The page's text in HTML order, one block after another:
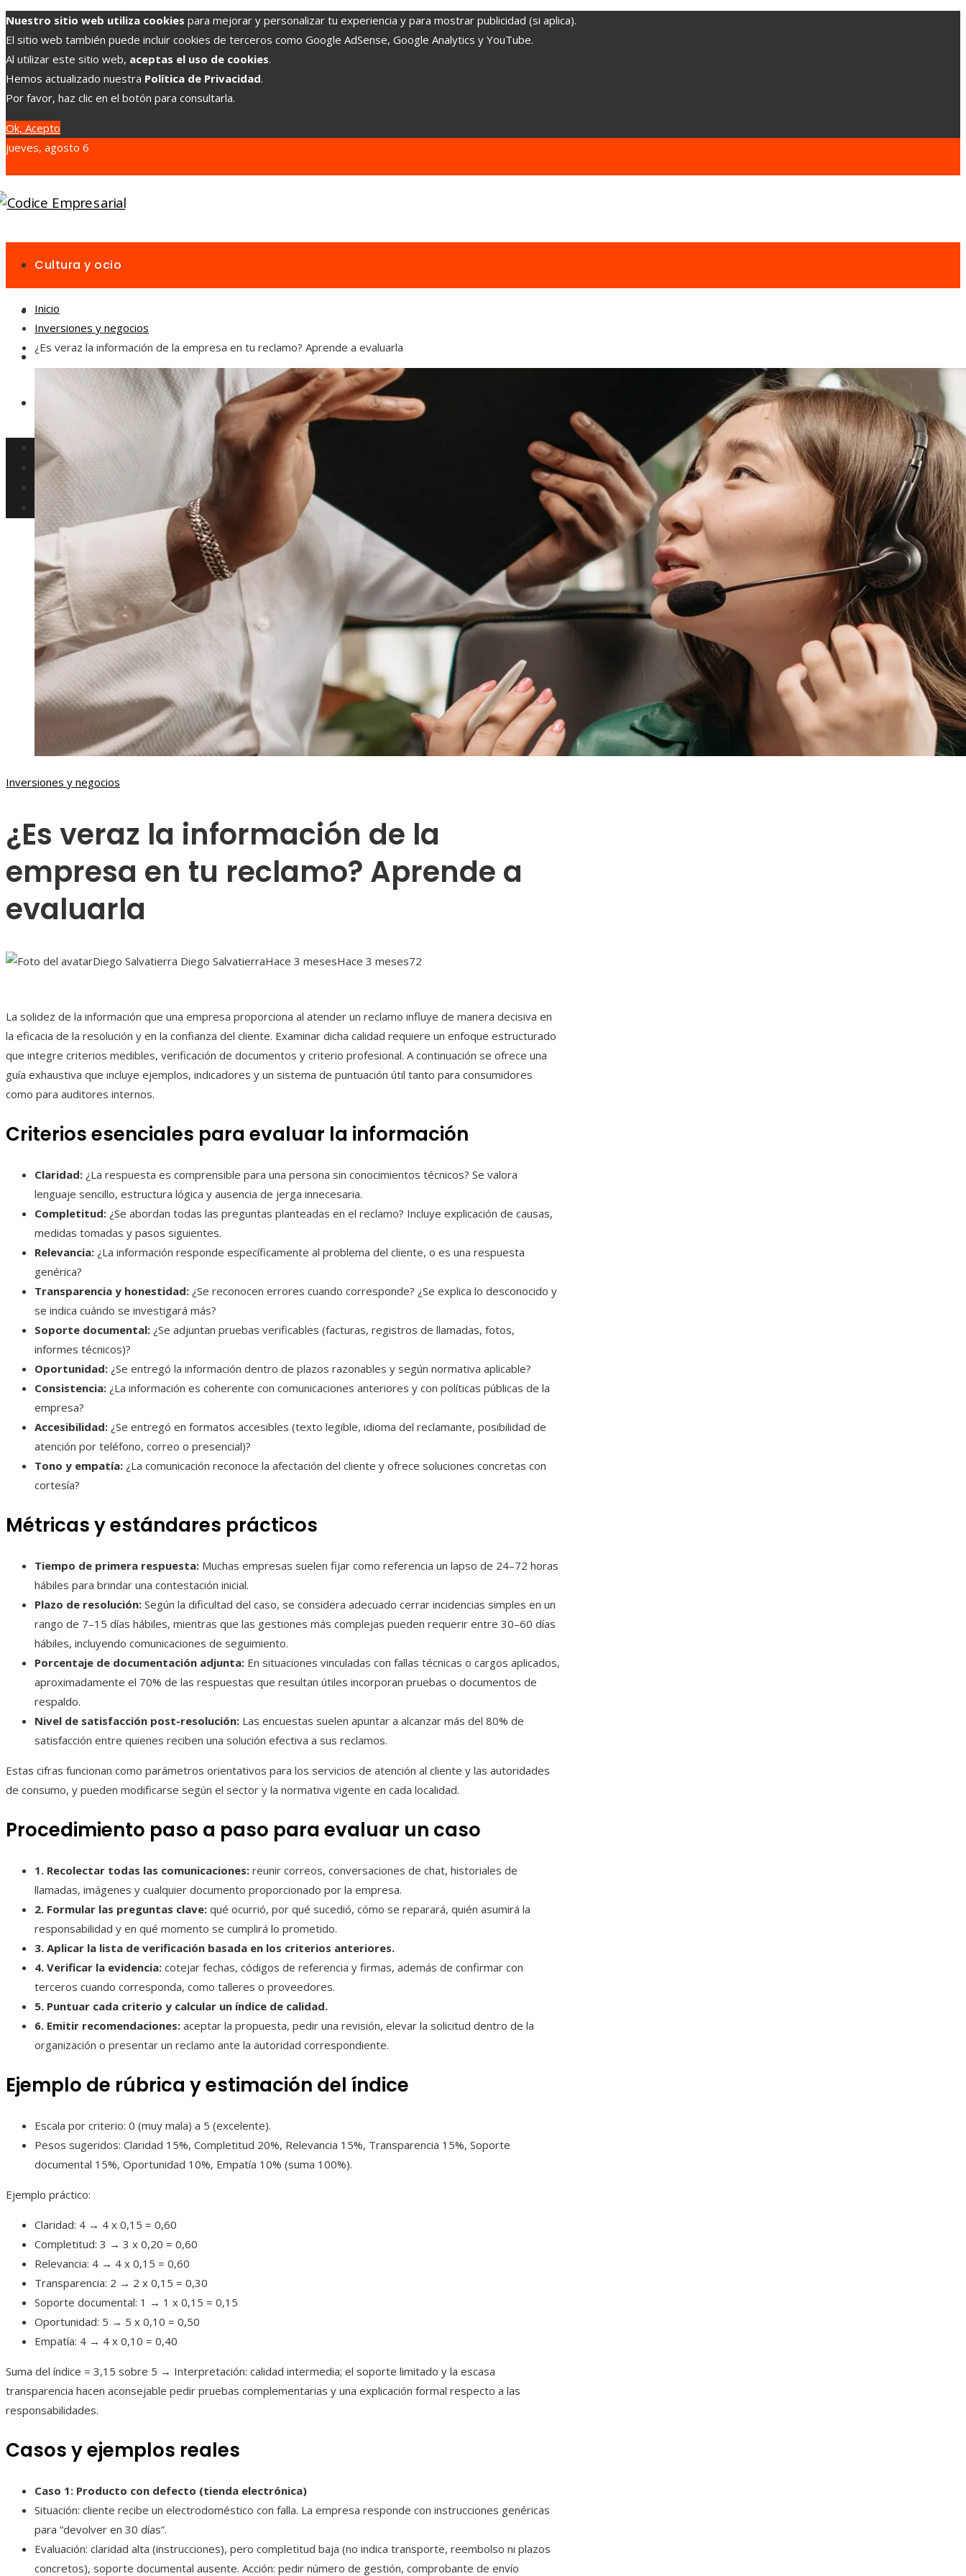
Nuestro sitio web utiliza cookies para mejorar y personalizar tu experiencia y para mostrar publicidad (si aplica).
El sitio web también puede incluir cookies de terceros como Google AdSense, Google Analytics y YouTube.
Al utilizar este sitio web, aceptas el uso de cookies.
Hemos actualizado nuestra Política de Privacidad.
Por favor, haz clic en el botón para consultarla.
Ok, Acepto
jueves, agosto 6
Cultura y ocio
Inversiones y negocios
Responsabilidad social
Ciencia y tecnología
Cultura y ocio
Inversiones y negocios
Responsabilidad social
Ciencia y tecnología
Inicio
Inversiones y negocios
¿Es veraz la información de la empresa en tu reclamo? Aprende a evaluarla
Inversiones y negocios
¿Es veraz la información de la
empresa en tu reclamo? Aprende a
evaluarla
Diego Salvatierra Diego SalvatierraHace 3 mesesHace 3 meses72
La solidez de la información que una empresa proporciona al atender un reclamo influye de manera decisiva en
la eficacia de la resolución y en la confianza del cliente. Examinar dicha calidad requiere un enfoque estructurado
que integre criterios medibles, verificación de documentos y criterio profesional. A continuación se ofrece una
guía exhaustiva que incluye ejemplos, indicadores y un sistema de puntuación útil tanto para consumidores
como para auditores internos.
Criterios esenciales para evaluar la información
Claridad: ¿La respuesta es comprensible para una persona sin conocimientos técnicos? Se valora
lenguaje sencillo, estructura lógica y ausencia de jerga innecesaria.
Completitud: ¿Se abordan todas las preguntas planteadas en el reclamo? Incluye explicación de causas,
medidas tomadas y pasos siguientes.
Relevancia: ¿La información responde específicamente al problema del cliente, o es una respuesta
genérica?
Transparencia y honestidad: ¿Se reconocen errores cuando corresponde? ¿Se explica lo desconocido y
se indica cuándo se investigará más?
Soporte documental: ¿Se adjuntan pruebas verificables (facturas, registros de llamadas, fotos,
informes técnicos)?
Oportunidad: ¿Se entregó la información dentro de plazos razonables y según normativa aplicable?
Consistencia: ¿La información es coherente con comunicaciones anteriores y con políticas públicas de la
empresa?
Accesibilidad: ¿Se entregó en formatos accesibles (texto legible, idioma del reclamante, posibilidad de
atención por teléfono, correo o presencial)?
Tono y empatía: ¿La comunicación reconoce la afectación del cliente y ofrece soluciones concretas con
cortesía?
Métricas y estándares prácticos
Tiempo de primera respuesta: Muchas empresas suelen fijar como referencia un lapso de 24–72 horas
hábiles para brindar una contestación inicial.
Plazo de resolución: Según la dificultad del caso, se considera adecuado cerrar incidencias simples en un
rango de 7–15 días hábiles, mientras que las gestiones más complejas pueden requerir entre 30–60 días
hábiles, incluyendo comunicaciones de seguimiento.
Porcentaje de documentación adjunta: En situaciones vinculadas con fallas técnicas o cargos aplicados,
aproximadamente el 70% de las respuestas que resultan útiles incorporan pruebas o documentos de
respaldo.
Nivel de satisfacción post-resolución: Las encuestas suelen apuntar a alcanzar más del 80% de
satisfacción entre quienes reciben una solución efectiva a sus reclamos.
Estas cifras funcionan como parámetros orientativos para los servicios de atención al cliente y las autoridades
de consumo, y pueden modificarse según el sector y la normativa vigente en cada localidad.
Procedimiento paso a paso para evaluar un caso
1. Recolectar todas las comunicaciones: reunir correos, conversaciones de chat, historiales de
llamadas, imágenes y cualquier documento proporcionado por la empresa.
2. Formular las preguntas clave: qué ocurrió, por qué sucedió, cómo se reparará, quién asumirá la
responsabilidad y en qué momento se cumplirá lo prometido.
3. Aplicar la lista de verificación basada en los criterios anteriores.
4. Verificar la evidencia: cotejar fechas, códigos de referencia y firmas, además de confirmar con
terceros cuando corresponda, como talleres o proveedores.
5. Puntuar cada criterio y calcular un índice de calidad.
6. Emitir recomendaciones: aceptar la propuesta, pedir una revisión, elevar la solicitud dentro de la
organización o presentar un reclamo ante la autoridad correspondiente.
Ejemplo de rúbrica y estimación del índice
Escala por criterio: 0 (muy mala) a 5 (excelente).
Pesos sugeridos: Claridad 15%, Completitud 20%, Relevancia 15%, Transparencia 15%, Soporte
documental 15%, Oportunidad 10%, Empatía 10% (suma 100%).
Ejemplo práctico:
Claridad: 4 → 4 x 0,15 = 0,60
Completitud: 3 → 3 x 0,20 = 0,60
Relevancia: 4 → 4 x 0,15 = 0,60
Transparencia: 2 → 2 x 0,15 = 0,30
Soporte documental: 1 → 1 x 0,15 = 0,15
Oportunidad: 5 → 5 x 0,10 = 0,50
Empatía: 4 → 4 x 0,10 = 0,40
Suma del índice = 3,15 sobre 5 → Interpretación: calidad intermedia; el soporte limitado y la escasa
transparencia hacen aconsejable pedir pruebas complementarias y una explicación formal respecto a las
responsabilidades.
Casos y ejemplos reales
Caso 1: Producto con defecto (tienda electrónica)
Situación: cliente recibe un electrodoméstico con falla. La empresa responde con instrucciones genéricas
para “devolver en 30 días”.
Evaluación: claridad alta (instrucciones), pero completitud baja (no indica transporte, reembolso ni plazos
concretos), soporte documental ausente. Acción: pedir número de gestión, comprobante de envío